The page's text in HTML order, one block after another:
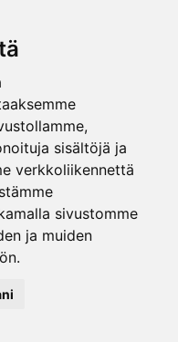
sisältöjä ja
verkkoliikennettä
sivustomme
ja muiden